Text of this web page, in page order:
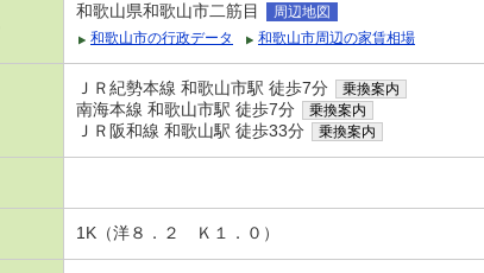
和歌山県和歌山市二筋目
周辺地図
和歌山市の行政データ
和歌山市周辺の家賃相場
ＪＲ紀勢本線 和歌山市駅 徒歩7分 乗換案内
南海本線 和歌山市駅 徒歩7分 乗換案内
ＪＲ阪和線 和歌山駅 徒歩33分 乗換案内
1K（洋８．２ Ｋ１．０）